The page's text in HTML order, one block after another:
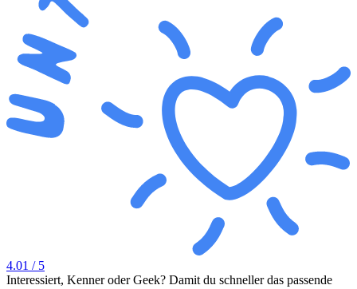
4.01 / 5
Interessiert, Kenner oder Geek? Damit du schneller das passende